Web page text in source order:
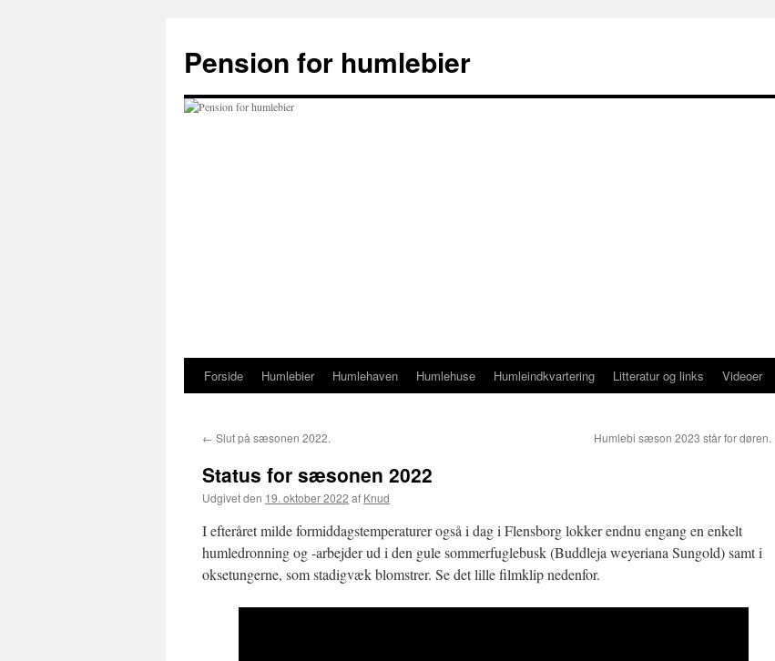
indhold
Pension for humlebier
Forside Humlebier Humlehaven Humlehuse Humleindkvartering Litteratur og links Videoer
← Slut på sæsonen 2022. Humlebi sæson 2023 står for døren.
Status for sæsonen 2022
Udgivet den 19. oktober 2022 af Knud
I efteråret milde formiddagstemperaturer også i dag i Flensborg lokker endnu engang en enkelt
humledronning og -arbejder ud i den gule sommerfuglebusk (Buddleja weyeriana Sungold) samt i
oksetungerne, som stadigvæk blomstrer. Se det lille filmklip nedenfor.